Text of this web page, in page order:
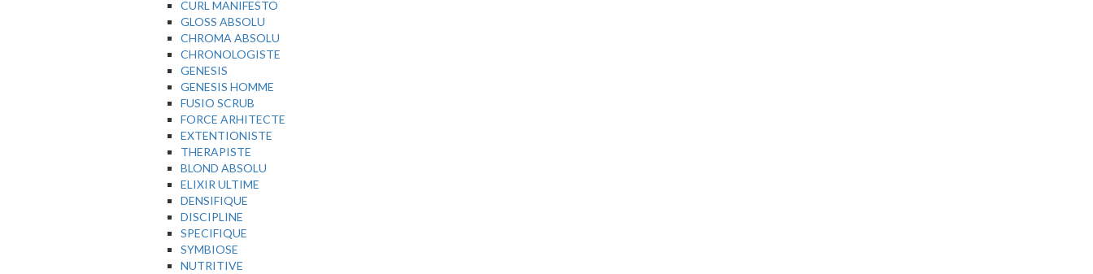
CURL MANIFESTO
GLOSS ABSOLU
CHROMA ABSOLU
CHRONOLOGISTE
GENESIS
GENESIS HOMME
FUSIO SCRUB
FORCE ARHITECTE
EXTENTIONISTE
THERAPISTE
BLOND ABSOLU
ELIXIR ULTIME
DENSIFIQUE
DISCIPLINE
SPECIFIQUE
SYMBIOSE
NUTRITIVE